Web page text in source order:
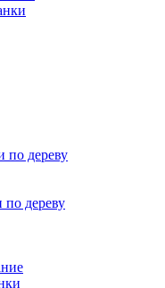
по дереву
дереву